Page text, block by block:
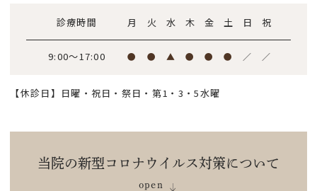
診療時間 月 火 水 木 金 土 日 祝
9:00～17:00 ● ● ▲ ● ● ● ／ ／
【休診日】日曜・祝日・祭日・第1・3・5水曜
当院の新型コロナウイルス対策について
open